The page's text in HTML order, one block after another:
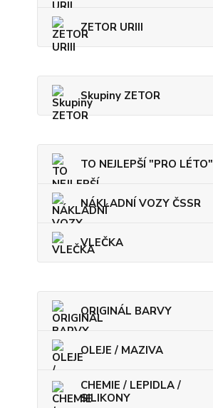
ZETOR URIII
Skupiny ZETOR
TO NEJLEPŠÍ "PRO LÉTO"
NÁKLADNÍ VOZY ČSSR
VLEČKA
ORIGINÁL BARVY
OLEJE / MAZIVA
CHEMIE / LEPIDLA /
SILIKONY